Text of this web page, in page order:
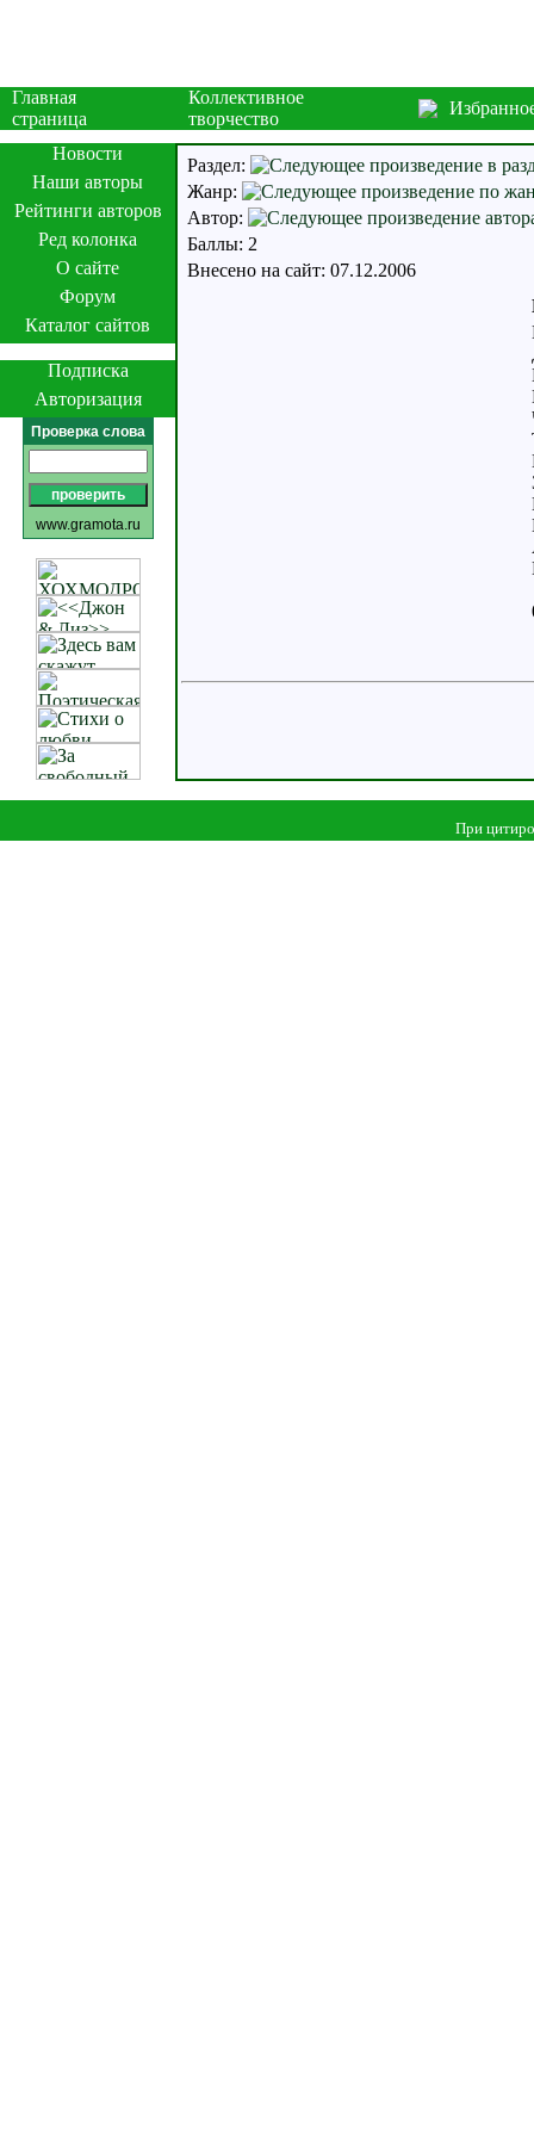
Главная
страница
Коллективное
творчество
Новости
Наши авторы
Рейтинги авторов
Ред колонка
О сайте
Форум
Каталог сайтов
Подписка
Авторизация
Проверка слова
www.gramota.ru
Раздел:
Жанр:
Автор:
Баллы: 2
Внесено на сайт: 07.12.2006
При